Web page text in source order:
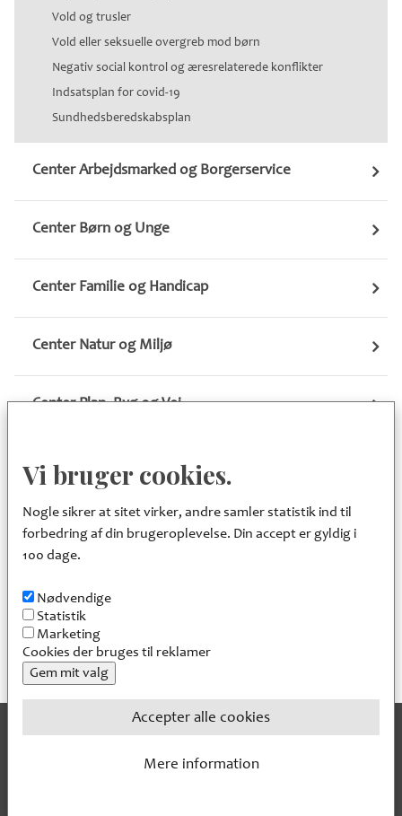
Vold og trusler
Vold eller seksuelle overgreb mod børn
Negativ social kontrol og æresrelaterede konflikter
Indsatsplan for covid-19
Sundhedsberedskabsplan
Center Arbejdsmarked og Borgerservice
Center Børn og Unge
Center Familie og Handicap
Center Natur og Miljø
Center Plan, Byg og Vej
Center Pleje og Omsorg
Center Sundhed, Kultur og Fritid
Fællescenter Økonomi og It
Vi bruger cookies.
Nogle sikrer at sitet virker, andre samler statistik ind til
forbedring af din brugeroplevelse. Din accept er gyldig i
100 dage.
Nødvendige
Statistik
Marketing
Cookies der bruges til reklamer
Gem mit valg
Accepter alle cookies
Træk samtykke tilbage
Mere information